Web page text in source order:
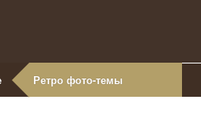
Ретро фото-темы